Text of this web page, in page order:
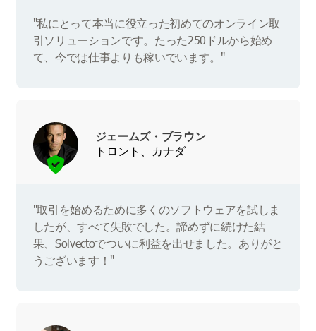
"私にとって本当に役立った初めてのオンライン取
引ソリューションです。たった250ドルから始め
て、今では仕事よりも稼いでいます。"
ジェームズ・ブラウン
トロント、カナダ
"取引を始めるために多くのソフトウェアを試しま
したが、すべて失敗でした。諦めずに続けた結
果、Solvectoでついに利益を出せました。ありがと
うございます！"